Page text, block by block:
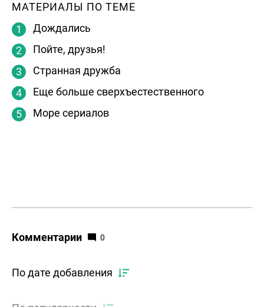
МАТЕРИАЛЫ ПО ТЕМЕ
Дождались
Пойте, друзья!
Странная дружба
Еще больше сверхъестественного
Море сериалов
Комментарии 0
По дате добавления